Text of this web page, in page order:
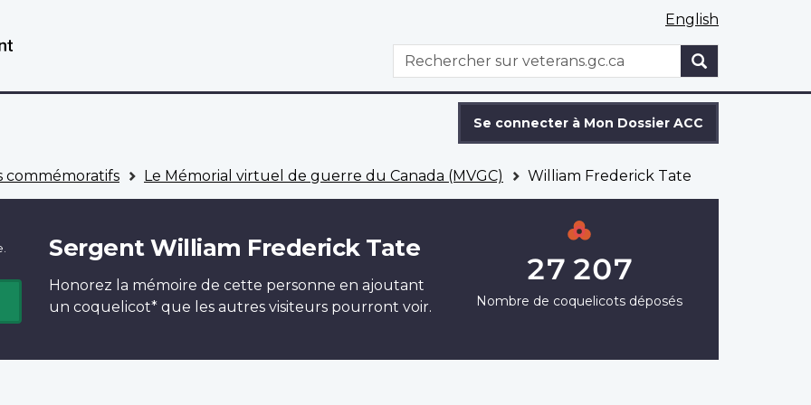
English
WxT
Search
Rechercher
Se connecter à Mon Dossier ACC
commémoratifs Le Mémorial virtuel de guerre du Canada (MVGC) William Frederick Tate
Sergent William Frederick Tate
Honorez la mémoire de cette personne en ajoutant
un coquelicot* que les autres visiteurs pourront voir.
27 207
Nombre de coquelicots déposés